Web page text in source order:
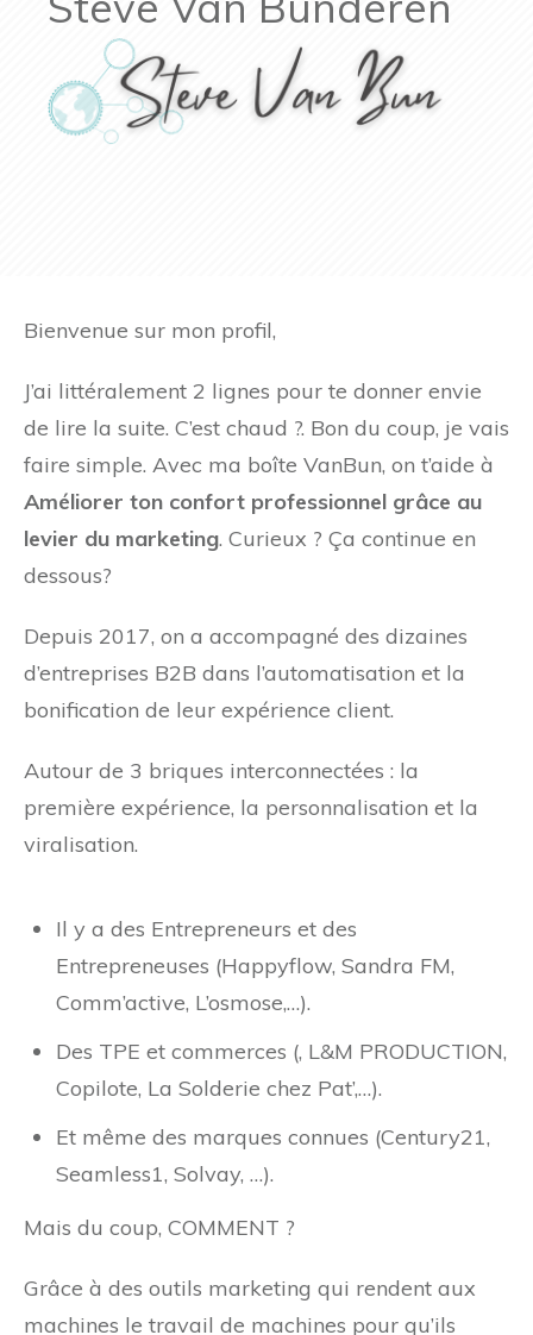
Bienvenue sur mon profil,
J’ai littéralement 2 lignes pour te donner envie
de lire la suite. C’est chaud ?. Bon du coup, je vais
faire simple. Avec ma boîte VanBun, on t’aide à
Améliorer ton confort professionnel grâce au
levier du marketing. Curieux ? Ça continue en
dessous?
Depuis 2017, on a accompagné des dizaines
d’entreprises B2B dans l’automatisation et la
bonification de leur expérience client.
Autour de 3 briques interconnectées : la
première expérience, la personnalisation et la
viralisation.
Il y a des Entrepreneurs et des
Entrepreneuses (Happyflow, Sandra FM,
Comm’active, L’osmose,…).
Des TPE et commerces (, L&M PRODUCTION,
Copilote, La Solderie chez Pat’,…).
Et même des marques connues (Century21,
Seamless1, Solvay, …).
Mais du coup, COMMENT ?
Grâce à des outils marketing qui rendent aux
machines le travail de machines pour qu’ils